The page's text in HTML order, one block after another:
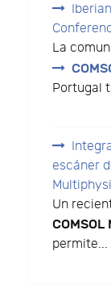
La
Portugal
escáner
Un
permite...